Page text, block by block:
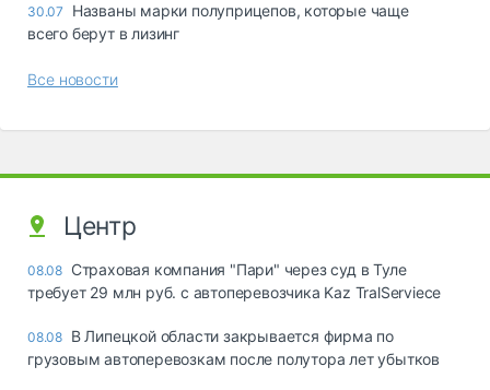
30.07
Названы марки полуприцепов, которые чаще
всего берут в лизинг
Все новости
Центр
08.08 Страховая компания "Пари" через суд в Туле
требует 29 млн руб. с автоперевозчика Kaz TralServiece
08.08 В Липецкой области закрывается фирма по
грузовым автоперевозкам после полутора лет убытков